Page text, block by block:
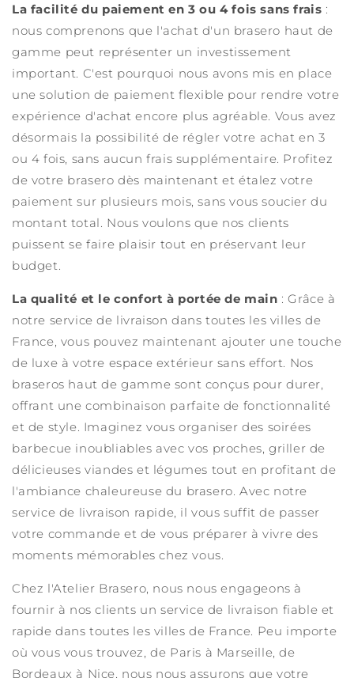
La facilité du paiement en 3 ou 4 fois sans frais :
nous comprenons que l'achat d'un brasero haut de
gamme peut représenter un investissement
important. C'est pourquoi nous avons mis en place
une solution de paiement flexible pour rendre votre
expérience d'achat encore plus agréable. Vous avez
désormais la possibilité de régler votre achat en 3
ou 4 fois, sans aucun frais supplémentaire. Profitez
de votre brasero dès maintenant et étalez votre
paiement sur plusieurs mois, sans vous soucier du
montant total. Nous voulons que nos clients
puissent se faire plaisir tout en préservant leur
budget.
La qualité et le confort à portée de main : Grâce à
notre service de livraison dans toutes les villes de
France, vous pouvez maintenant ajouter une touche
de luxe à votre espace extérieur sans effort. Nos
braseros haut de gamme sont conçus pour durer,
offrant une combinaison parfaite de fonctionnalité
et de style. Imaginez vous organiser des soirées
barbecue inoubliables avec vos proches, griller de
délicieuses viandes et légumes tout en profitant de
l'ambiance chaleureuse du brasero. Avec notre
service de livraison rapide, il vous suffit de passer
votre commande et de vous préparer à vivre des
moments mémorables chez vous.
Chez l'Atelier Brasero, nous nous engageons à
fournir à nos clients un service de livraison fiable et
rapide dans toutes les villes de France. Peu importe
où vous vous trouvez, de Paris à Marseille, de
Bordeaux à Nice, nous nous assurons que votre